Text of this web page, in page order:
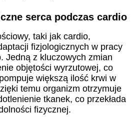
serca podczas cardio
taki jak cardio,
fizjologicznych w pracy
Jedną z kluczowych zmian
objętości wyrzutowej, co
większą ilość krwi w
temu organizm otrzymuje
tkanek, co przekłada
fizycznej.